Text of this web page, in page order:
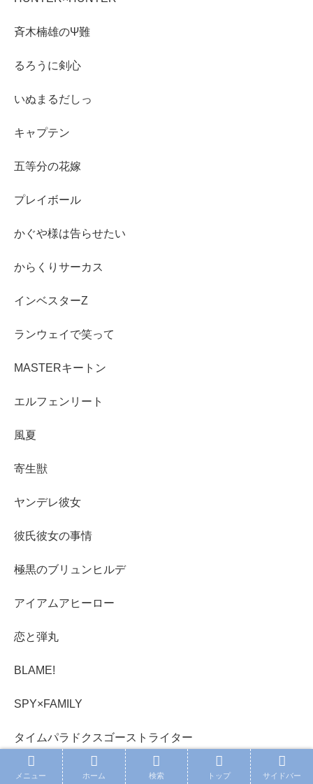
斉木楠雄のΨ難
るろうに剣心
いぬまるだしっ
キャプテン
五等分の花嫁
プレイボール
かぐや様は告らせたい
からくりサーカス
インベスターZ
ランウェイで笑って
MASTERキートン
エルフェンリート
風夏
寄生獣
ヤンデレ彼女
彼氏彼女の事情
極黒のブリュンヒルデ
アイアムアヒーロー
恋と弾丸
BLAME!
SPY×FAMILY
タイムパラドクスゴーストライター
雨の日も神様と相撲を
メニュー ホーム 検索 トップ サイドバー